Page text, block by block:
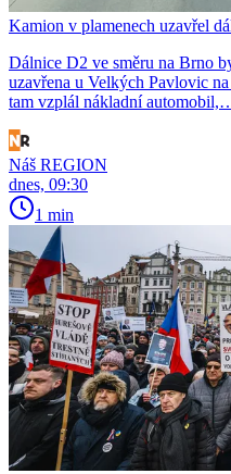
Kamion v plamenech uzavřel
Dálnice D2 ve směru na Brno
uzavřena u Velkých Pavlovic
tam vzplál nákladní
Náš REGION
dnes, 09:30
1 min